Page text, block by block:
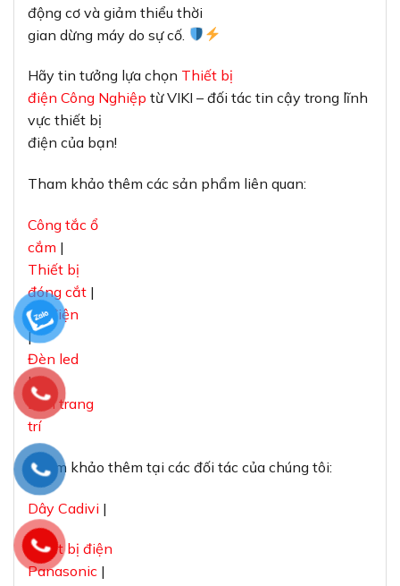
động cơ và giảm thiểu thời
gian dừng máy do sự cố.
Hãy tin tưởng lựa chọn Thiết bị
điện Công Nghiệp từ VIKI – đối tác tin cậy trong lĩnh
vực thiết bị
điện của bạn!
Tham khảo thêm các sản phẩm liên quan:
Công tắc ổ
cắm |
Thiết bị
đóng cắt |
Tủ điện
|
Đèn led
|
Đèn trang
trí
Tham khảo thêm tại các đối tác của chúng tôi:
Dây Cadivi |
Thiết bị điện
Panasonic |